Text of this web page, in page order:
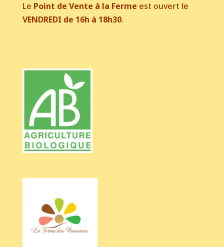
Le Point de Vente à la Ferme est ouvert le
VENDREDI de 16h à 18h30.